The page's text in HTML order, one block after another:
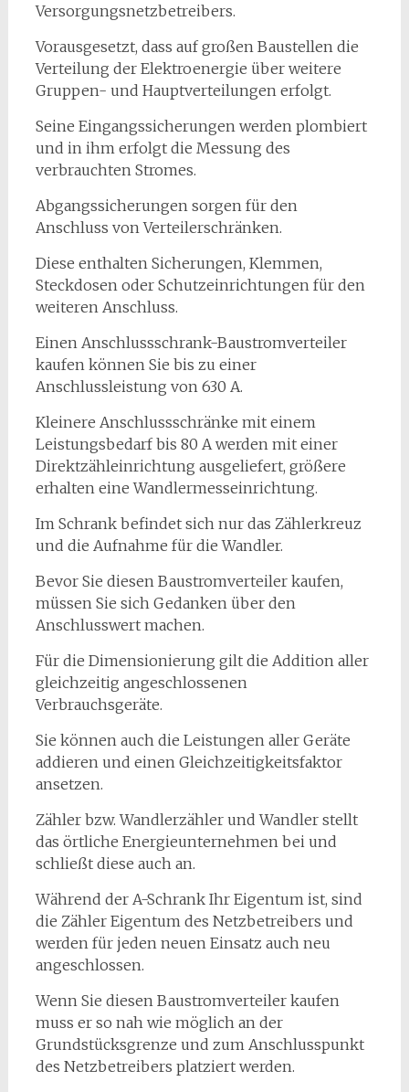
Versorgungsnetzbetreibers.
Vorausgesetzt, dass auf großen Baustellen die
Verteilung der Elektroenergie über weitere
Gruppen- und Hauptverteilungen erfolgt.
Seine Eingangssicherungen werden plombiert
und in ihm erfolgt die Messung des
verbrauchten Stromes.
Abgangssicherungen sorgen für den
Anschluss von Verteilerschränken.
Diese enthalten Sicherungen, Klemmen,
Steckdosen oder Schutzeinrichtungen für den
weiteren Anschluss.
Einen Anschlussschrank-Baustromverteiler
kaufen können Sie bis zu einer
Anschlussleistung von 630 A.
Kleinere Anschlussschränke mit einem
Leistungsbedarf bis 80 A werden mit einer
Direktzähleinrichtung ausgeliefert, größere
erhalten eine Wandlermesseinrichtung.
Im Schrank befindet sich nur das Zählerkreuz
und die Aufnahme für die Wandler.
Bevor Sie diesen Baustromverteiler kaufen,
müssen Sie sich Gedanken über den
Anschlusswert machen.
Für die Dimensionierung gilt die Addition aller
gleichzeitig angeschlossenen
Verbrauchsgeräte.
Sie können auch die Leistungen aller Geräte
addieren und einen Gleichzeitigkeitsfaktor
ansetzen.
Zähler bzw. Wandlerzähler und Wandler stellt
das örtliche Energieunternehmen bei und
schließt diese auch an.
Während der A-Schrank Ihr Eigentum ist, sind
die Zähler Eigentum des Netzbetreibers und
werden für jeden neuen Einsatz auch neu
angeschlossen.
Wenn Sie diesen Baustromverteiler kaufen
muss er so nah wie möglich an der
Grundstücksgrenze und zum Anschlusspunkt
des Netzbetreibers platziert werden.